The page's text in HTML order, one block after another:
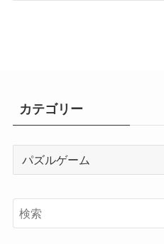
カテゴリー
リ
ー